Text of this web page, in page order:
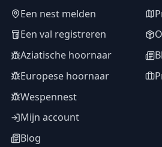
Een nest melden
Een val registreren
Aziatische hoornaar
Europese hoornaar
Wespennest
Mijn account
Blog